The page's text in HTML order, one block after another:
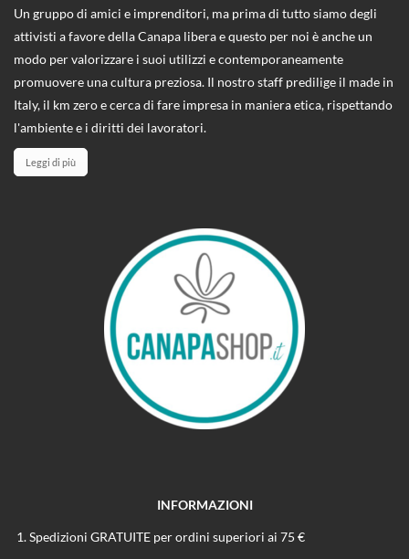
Un gruppo di amici e imprenditori, ma prima di tutto siamo degli
attivisti a favore della Canapa libera e questo per noi è anche un
modo per valorizzare i suoi utilizzi e contemporaneamente
promuovere una cultura preziosa. Il nostro staff predilige il made in
Italy, il km zero e cerca di fare impresa in maniera etica, rispettando
l'ambiente e i diritti dei lavoratori.
Leggi di più
INFORMAZIONI
Spedizioni GRATUITE per ordini superiori ai 75 €